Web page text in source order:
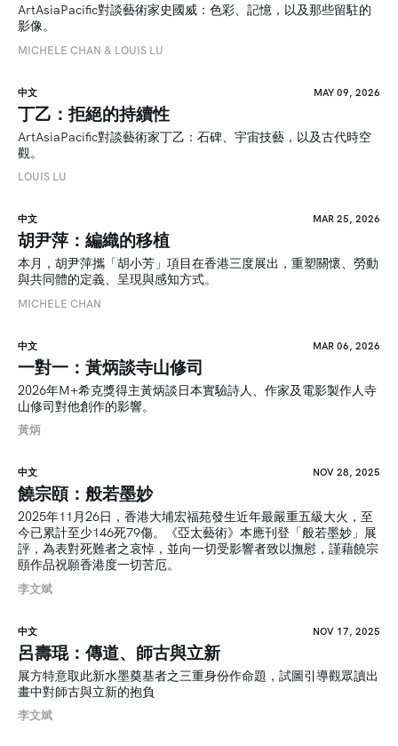
ArtAsiaPacific對談藝術家史國威：色彩、記憶，以及那些留駐的
影像。
MICHELE CHAN & LOUIS LU
中文 MAY 09, 2026
丁乙：拒絕的持續性
ArtAsiaPacific對談藝術家丁乙：石碑、宇宙技藝，以及古代時空
觀。
LOUIS LU
中文 MAR 25, 2026
胡尹萍：編織的移植
本月，胡尹萍攜「胡小芳」項目在香港三度展出，重塑關懷、勞動
與共同體的定義、呈現與感知方式。
MICHELE CHAN
中文 MAR 06, 2026
一對一：黃炳談寺山修司
2026年M+希克獎得主黃炳談日本實驗詩人、作家及電影製作人寺
山修司對他創作的影響。
黃炳
中文 NOV 28, 2025
饒宗頤：般若墨妙
2025年11月26日，香港大埔宏福苑發生近年最嚴重五級大火，至
今已累計至少146死79傷。《亞太藝術》本應刊登「般若墨妙」展
評，為表對死難者之哀悼，並向一切受影響者致以撫慰，謹藉饒宗
頤作品祝願香港度一切苦厄。
李文斌
中文 NOV 17, 2025
呂壽琨：傳道、師古與立新
展方特意取此新水墨奠基者之三重身份作命題，試圖引導觀眾讀出
畫中對師古與立新的抱負
李文斌